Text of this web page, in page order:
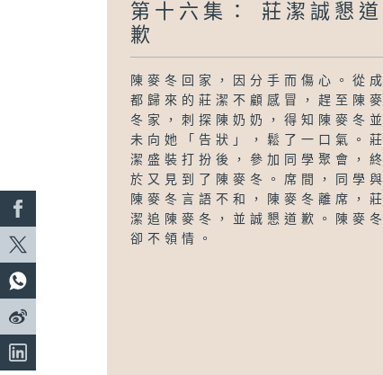
第十六集： 莊潔誠懇道
歉
陳麥冬回家，因分手而傷心。從成
都歸來的莊潔不顧感冒，趕至陳麥
冬家，刺探陳奶奶，得知陳麥冬並
未向她「告狀」，鬆了一口氣。莊
潔盛裝打扮後，參加同學聚會，終
於又見到了陳麥冬。席間，同學與
陳麥冬言語不和，陳麥冬離席，莊
潔追陳麥冬，並誠懇道歉。陳麥冬
卻不領情。